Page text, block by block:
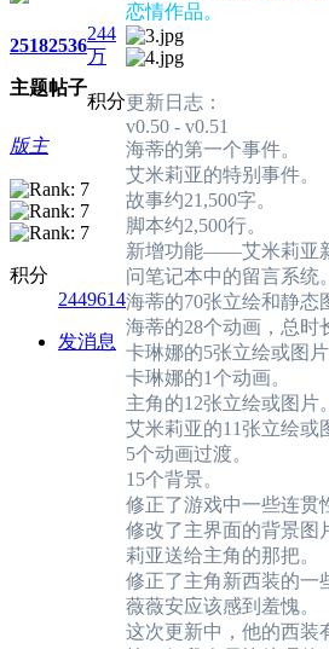
2518
主题
2536
帖子
244
万
积分
版主
积分
2449614
发消息
恋情作品。
更新日志：
v0.50 - v0.51
海蒂的第一个事件。
艾米莉亚的特别事件。
故事约21,500字。
脚本约2,500行。
新增功能——艾米莉亚
问笔记本中的留言系统。
海蒂的70张立绘和静态
海蒂的28个动画，总时
卡琳娜的5张立绘或图片
卡琳娜的1个动画。
主角的12张立绘或图片。
艾米莉亚的11张立绘或
5个动画过渡。
15个背景。
修正了游戏中一些连贯
修改了主界面的背景图
莉亚送给主角的那把。
修正了主角新西装的一
薇薇安应该感到羞愧。
这次更新中，他的西装